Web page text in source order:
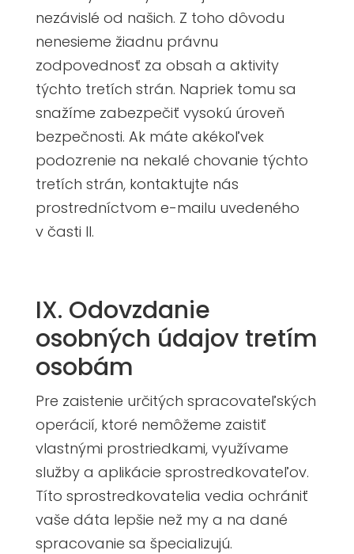
nezávislé od našich. Z toho dôvodu
nenesieme žiadnu právnu
zodpovednosť za obsah a aktivity
týchto tretích strán. Napriek tomu sa
snažíme zabezpečiť vysokú úroveň
bezpečnosti. Ak máte akékoľvek
podozrenie na nekalé chovanie týchto
tretích strán, kontaktujte nás
prostredníctvom e-mailu uvedeného
v časti II.
IX. Odovzdanie
osobných údajov tretím
osobám
Pre zaistenie určitých spracovateľských
operácií, ktoré nemôžeme zaistiť
vlastnými prostriedkami, využívame
služby a aplikácie sprostredkovateľov.
Títo sprostredkovatelia vedia ochrániť
vaše dáta lepšie než my a na dané
spracovanie sa špecializujú.